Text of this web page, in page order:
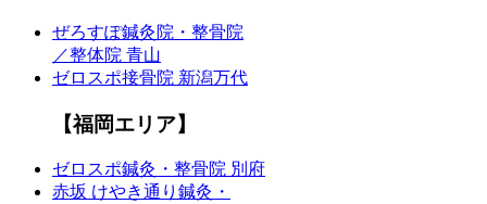
ぜろすぽ鍼灸院・整骨院
／整体院 青山
ゼロスポ接骨院 新潟万代
【福岡エリア】
ゼロスポ鍼灸・整骨院 別府
赤坂 けやき通り鍼灸・